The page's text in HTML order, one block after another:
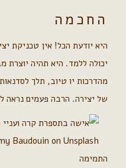
החכמה
היא יודעת הכל! אין טכניקת
יכולה ללמד. היא תהיה יוצרת
מהדרכות יו טיוב, תלך
של יצירה. הרבה פעמים נראה
Baudouin on Unsplash
התמימה